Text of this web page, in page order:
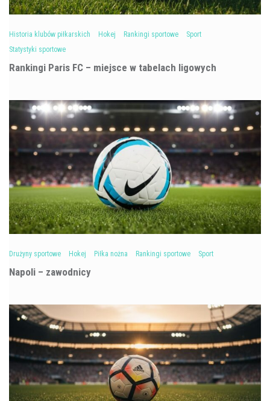
Historia klubów piłkarskich Hokej Rankingi sportowe
Sport
Statystyki sportowe
Rankingi Paris FC – miejsce w tabelach ligowych
Drużyny sportowe Hokej Piłka nożna Rankingi sportowe Sport
Napoli – zawodnicy